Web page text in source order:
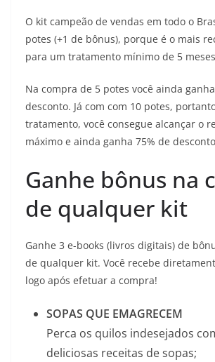
O kit campeão de vendas em todo o
potes (+1 de bônus), porque é o mais
para um tratamento mínimo de 5
Na compra de 5 potes você ainda
desconto. Já com com 10 potes,
tratamento, você consegue alcançar o
máximo e ainda ganha 75% de
Ganhe bônus na
de qualquer kit
Ganhe 3 e-books (livros digitais) de
de qualquer kit. Você recebe
logo após efetuar a compra!
SOPAS QUE EMAGRECEM
Perca os quilos indesejados
deliciosas receitas de sopas;